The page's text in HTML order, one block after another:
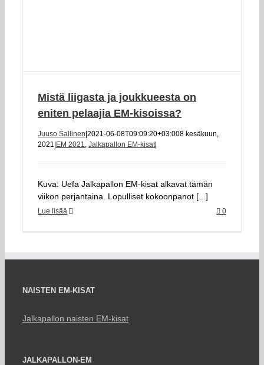
Mistä liigasta ja joukkueesta on
eniten pelaajia EM-kisoissa?
Juuso Sallinen 2021-06-08T09:09:20+03:008 kesäkuun,
2021 EM 2021, Jalkapallon EM-kisat|
Kuva: Uefa Jalkapallon EM-kisat alkavat tämän
viikon perjantaina. Lopulliset kokoonpanot [...]
Lue lisää 0
NAISTEN EM-KISAT
Jalkapallon naisten EM-kisat
JALKAPALLON-EM